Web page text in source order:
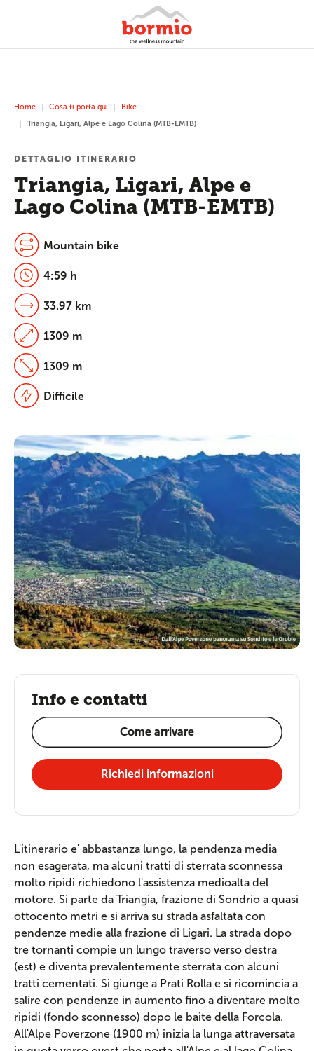
Home Cosa ti porta qui
Bike
Triangia, Ligari, Alpe e Lago Colina (MTB-EMTB)
Triangia, Ligari, Alpe e
Lago Colina (MTB-EMTB)
DETTAGLIO ITINERARIO
Mountain bike
4:59 h
33.97 km
1309 m
1309 m
Difficile
L'itinerario e' abbastanza lungo, la pendenza media
non esagerata, ma alcuni tratti di sterrata sconnessa
molto ripidi richiedono l'assistenza medioalta del
motore. Si parte da Triangia, frazione di Sondrio a quasi
ottocento metri e si arriva su strada asfaltata con
pendenze medie alla frazione di Ligari. La strada dopo
tre tornanti compie un lungo traverso verso destra
(est) e diventa prevalentemente sterrata con alcuni
tratti cementati. Si giunge a Prati Rolla e si ricomincia a
salire con pendenze in aumento fino a diventare molto
ripidi (fondo sconnesso) dopo le baite della Forcola.
All'Alpe Poverzone (1900 m) inizia la lunga attraversata
Info e contatti
Come arrivare
Richiedi informazioni